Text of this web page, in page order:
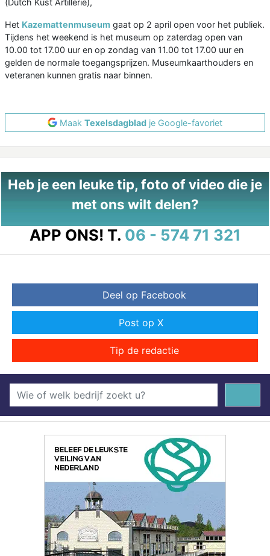
Het Kazemattenmuseum gaat op 2 april open voor het publiek.
Tijdens het weekend is het museum op zaterdag open van
10.00 tot 17.00 uur en op zondag van 11.00 tot 17.00 uur en
gelden de normale toegangsprijzen. Museumkaarthouders en
veteranen kunnen gratis naar binnen.
Maak Texelsdagblad je Google-favoriet
Heb je een leuke tip, foto of video die je
met ons wilt delen?
APP ONS! T. 06 - 574 71 321
Deel op Facebook
Post op X
Tip de redactie